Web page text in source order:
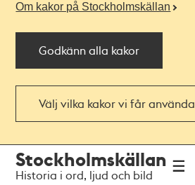
Om kakor på Stockholmskällan
Godkänn alla kakor
Välj vilka kakor vi får använda
navigationen
huvudinnehållet
Stockholmskällan
Historia i ord, ljud och bild